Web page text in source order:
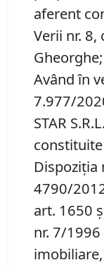
aferent
Verii nr.
Gheorghe;
Având în
7.977/
STAR
constituite
Dispoziția
4790/
art. 1650
nr. 7/